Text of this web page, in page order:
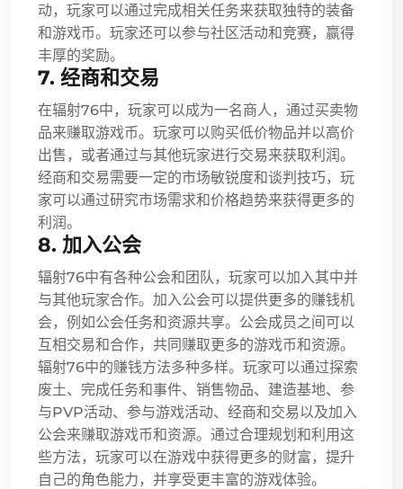
动，玩家可以通过完成相关任务来获取独特的装备
和游戏币。玩家还可以参与社区活动和竞赛，赢得
丰厚的奖励。
7. 经商和交易
在辐射76中，玩家可以成为一名商人，通过买卖物
品来赚取游戏币。玩家可以购买低价物品并以高价
出售，或者通过与其他玩家进行交易来获取利润。
经商和交易需要一定的市场敏锐度和谈判技巧，玩
家可以通过研究市场需求和价格趋势来获得更多的
利润。
8. 加入公会
辐射76中有各种公会和团队，玩家可以加入其中并
与其他玩家合作。加入公会可以提供更多的赚钱机
会，例如公会任务和资源共享。公会成员之间可以
互相交易和合作，共同赚取更多的游戏币和资源。
辐射76中的赚钱方法多种多样。玩家可以通过探索
废土、完成任务和事件、销售物品、建造基地、参
与PVP活动、参与游戏活动、经商和交易以及加入
公会来赚取游戏币和资源。通过合理规划和利用这
些方法，玩家可以在游戏中获得更多的财富，提升
自己的角色能力，并享受更丰富的游戏体验。